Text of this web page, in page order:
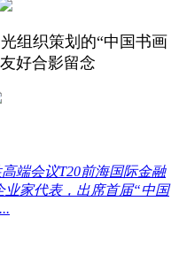
组织策划的“中国书画
好合影留念
端会议T20前海国际金融
业家代表，出席首届“中国